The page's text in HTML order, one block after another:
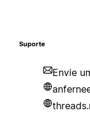
Suporte
Envie